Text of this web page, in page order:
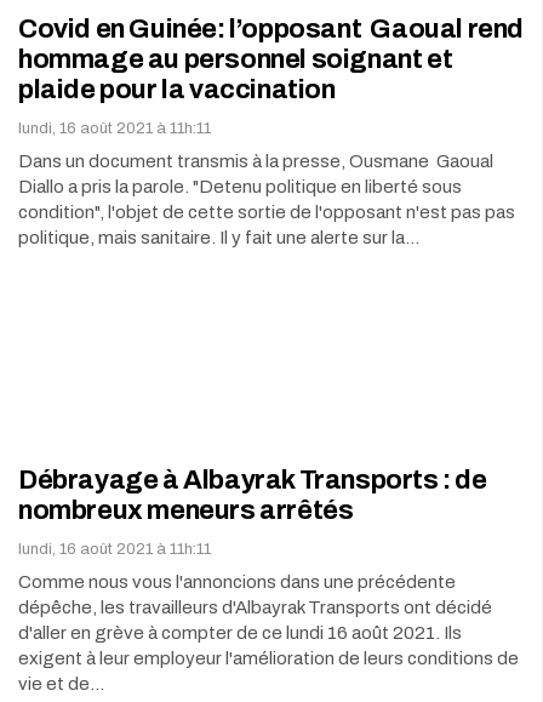
Covid en Guinée: l’opposant Gaoual rend
hommage au personnel soignant et
plaide pour la vaccination
lundi, 16 août 2021 à 11h:11
Dans un document transmis à la presse, Ousmane Gaoual
Diallo a pris la parole. "Detenu politique en liberté sous
condition", l'objet de cette sortie de l'opposant n'est pas pas
politique, mais sanitaire. Il y fait une alerte sur la…
Débrayage à Albayrak Transports : de
nombreux meneurs arrêtés
lundi, 16 août 2021 à 11h:11
Comme nous vous l'annoncions dans une précédente
dépêche, les travailleurs d'Albayrak Transports ont décidé
d'aller en grève à compter de ce lundi 16 août 2021. Ils
exigent à leur employeur l'amélioration de leurs conditions de
vie et de…